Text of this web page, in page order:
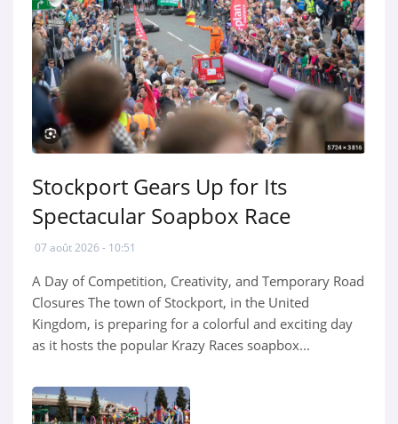
Stockport Gears Up for Its
Spectacular Soapbox Race
07 août 2026 - 10:51
A Day of Competition, Creativity, and Temporary Road
Closures The town of Stockport, in the United
Kingdom, is preparing for a colorful and exciting day
as it hosts the popular Krazy Races soapbox...